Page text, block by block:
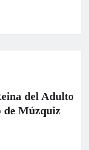
del Adulto
de Múzquiz